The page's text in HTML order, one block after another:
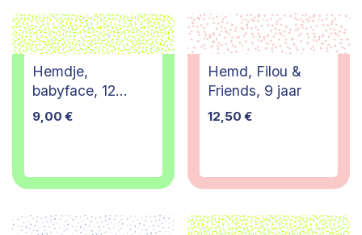
Hemdje,
babyface, 12
maanden
9,00 €
Hemd, Filou &
Friends, 9 jaar
12,50 €